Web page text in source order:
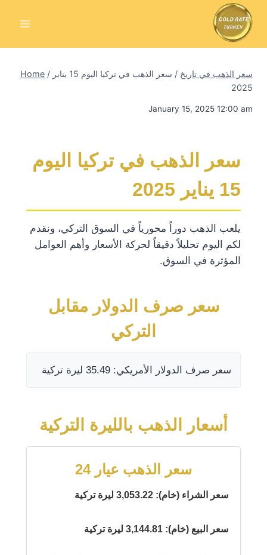
Home / سعر الذهب في تاريخ /
سعر الذهب في تركيا اليوم 15 يناير
2025
January 15, 2025 12:00 am
سعر الذهب في تركيا اليوم
15 يناير 2025
يلعب الذهب دوراً محورياً في السوق التركي، ونقدم
لكم اليوم تحليلاً دقيقاً لحركة الأسعار وأهم العوامل
المؤثرة في السوق.
سعر صرف الدولار مقابل
التركي
سعر صرف الدولار الأمريكي: 35.49 ليرة تركية
أسعار الذهب بالليرة التركية
سعر الذهب عيار 24
سعر الشراء (خام): 3,053.22 ليرة تركية
سعر البيع (خام): 3,144.81 ليرة تركية